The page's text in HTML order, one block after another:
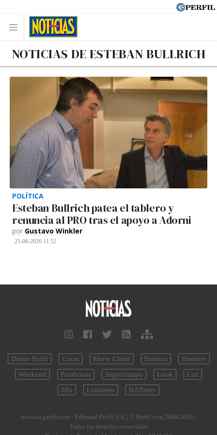
NOTICIAS DE ESTEBAN BULLRICH
POLÍTICA
Esteban Bullrich patea el tablero y
renuncia al PRO tras el apoyo a Adorni
por Gustavo Winkler
25-06-2026 11:52
Diario Perfil Caras Marie Claire Fortuna
Hombre
Weekend
Parabrisas Supercampo Look
Luz
Mía
Lunateen BATimes
noticias.perfil.com - Editorial Perfil S.A. | © Perfil.com 2006-2026 -
Todos los derechos reservados